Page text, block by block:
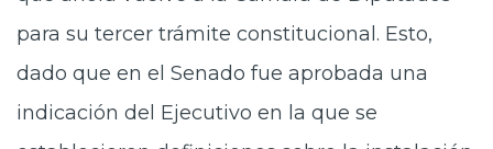
para su tercer trámite constitucional. Esto,
dado que en el Senado fue aprobada una
indicación del Ejecutivo en la que se